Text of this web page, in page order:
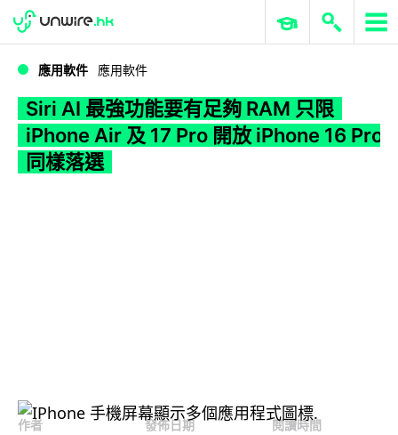
WWDC 2026 ERP 與商業 AI
應用軟件 應用軟件
Siri AI 最強功能要有足夠 RAM 只限
iPhone Air 及 17 Pro 開放 iPhone 16 Pro
同樣落選
作者
發佈日期
閱讀時間